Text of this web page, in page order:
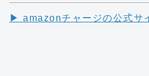
▶︎ amazonチャージの公式サ